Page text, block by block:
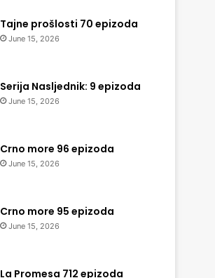
Tajne prošlosti 70 epizoda
June 15, 2026
Serija Nasljednik: 9 epizoda
June 15, 2026
Crno more 96 epizoda
June 15, 2026
Crno more 95 epizoda
June 15, 2026
La Promesa 712 epizoda